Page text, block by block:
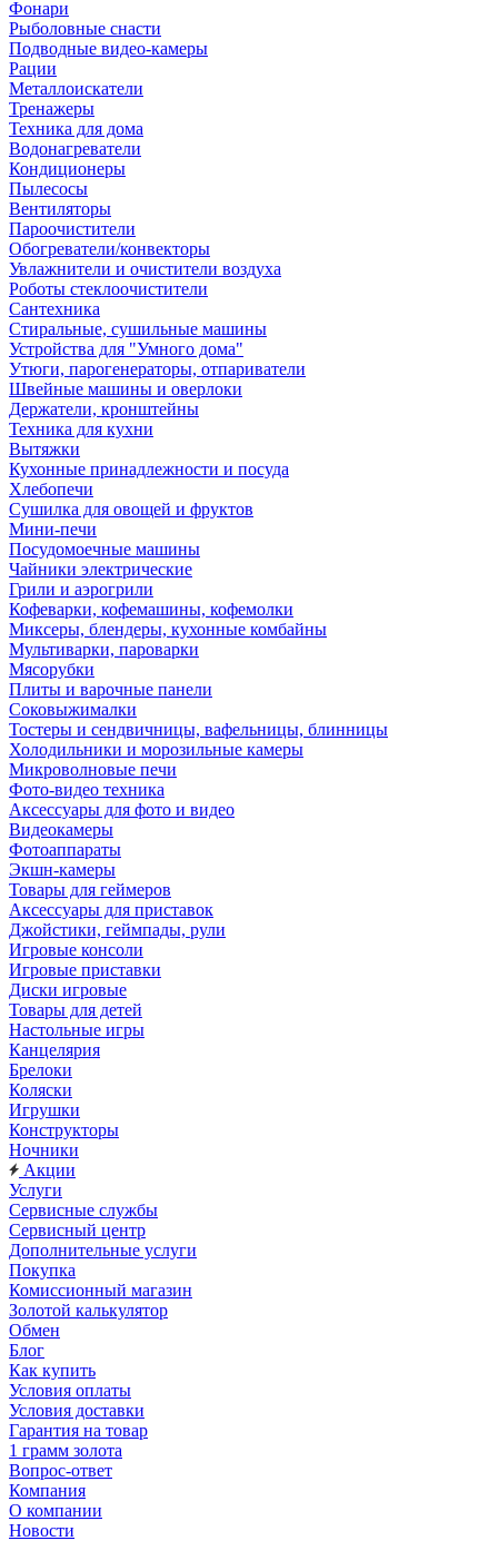
Фонари
Рыболовные снасти
Подводные видео-камеры
Рации
Металлоискатели
Тренажеры
Техника для дома
Водонагреватели
Кондиционеры
Пылесосы
Вентиляторы
Пароочистители
Обогреватели/конвекторы
Увлажнители и очистители воздуха
Роботы стеклоочистители
Сантехника
Стиральные, сушильные машины
Устройства для "Умного дома"
Утюги, парогенераторы, отпариватели
Швейные машины и оверлоки
Держатели, кронштейны
Техника для кухни
Вытяжки
Кухонные принадлежности и посуда
Хлебопечи
Сушилка для овощей и фруктов
Мини-печи
Посудомоечные машины
Чайники электрические
Грили и аэрогрили
Кофеварки, кофемашины, кофемолки
Миксеры, блендеры, кухонные комбайны
Мультиварки, пароварки
Мясорубки
Плиты и варочные панели
Соковыжималки
Тостеры и сендвичницы, вафельницы, блинницы
Холодильники и морозильные камеры
Микроволновые печи
Фото-видео техника
Аксессуары для фото и видео
Видеокамеры
Фотоаппараты
Экшн-камеры
Товары для геймеров
Аксессуары для приставок
Джойстики, геймпады, рули
Игровые консоли
Игровые приставки
Диски игровые
Товары для детей
Настольные игры
Канцелярия
Брелоки
Коляски
Игрушки
Конструкторы
Ночники
Акции
Услуги
Сервисные службы
Сервисный центр
Дополнительные услуги
Покупка
Комиссионный магазин
Золотой калькулятор
Обмен
Блог
Как купить
Условия оплаты
Условия доставки
Гарантия на товар
1 грамм золота
Вопрос-ответ
Компания
О компании
Новости